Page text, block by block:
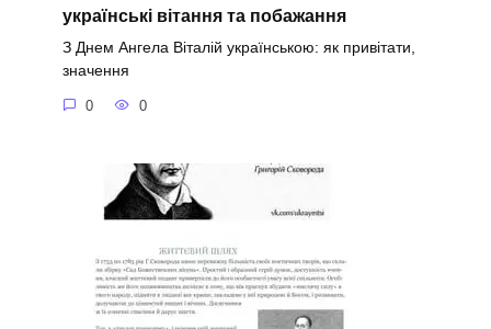
українські вітання та побажання
З Днем Ангела Віталій українською: як привітати,
значення
0 0